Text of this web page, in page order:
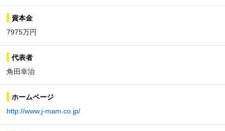
資本金
7975万円
代表者
角田幸治
ホームページ
http://www.j-mam.co.jp/